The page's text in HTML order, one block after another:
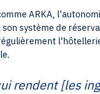
ARKA,
système de
rendent [les